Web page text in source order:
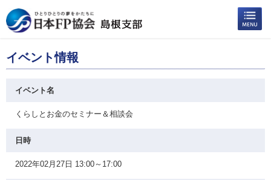
イベント情報
イベント名
くらしとお金のセミナー＆相談会
日時
2022年02月27日 13:00～17:00